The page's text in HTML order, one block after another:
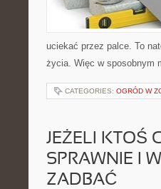
uciekać przez palce. To
życia. Więc w sposobnym
CATEGORIES: OGRÓD W
JEŻELI KTOŚ
SPRAWNIE I
ZADBAĆ